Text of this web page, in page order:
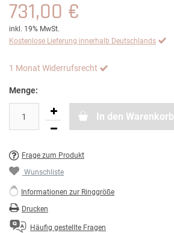
731,00 €
inkl. 19% MwSt.
Kostenlose Lieferung innerhalb Deutschlands
1 Monat Widerrufsrecht
Menge:
In den Warenkorb
Frage zum Produkt
Wunschliste
Informationen zur Ringgröße
Drucken
Häufig gestellte Fragen